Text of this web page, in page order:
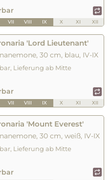
VII VIII IX X XI XII
'Lord Lieutenant'
30 cm, blau, IV-IX
Lieferung ab Mitte
VII VIII IX X XI XII
'Mount Everest'
30 cm, weiß, IV-IX
Lieferung ab Mitte